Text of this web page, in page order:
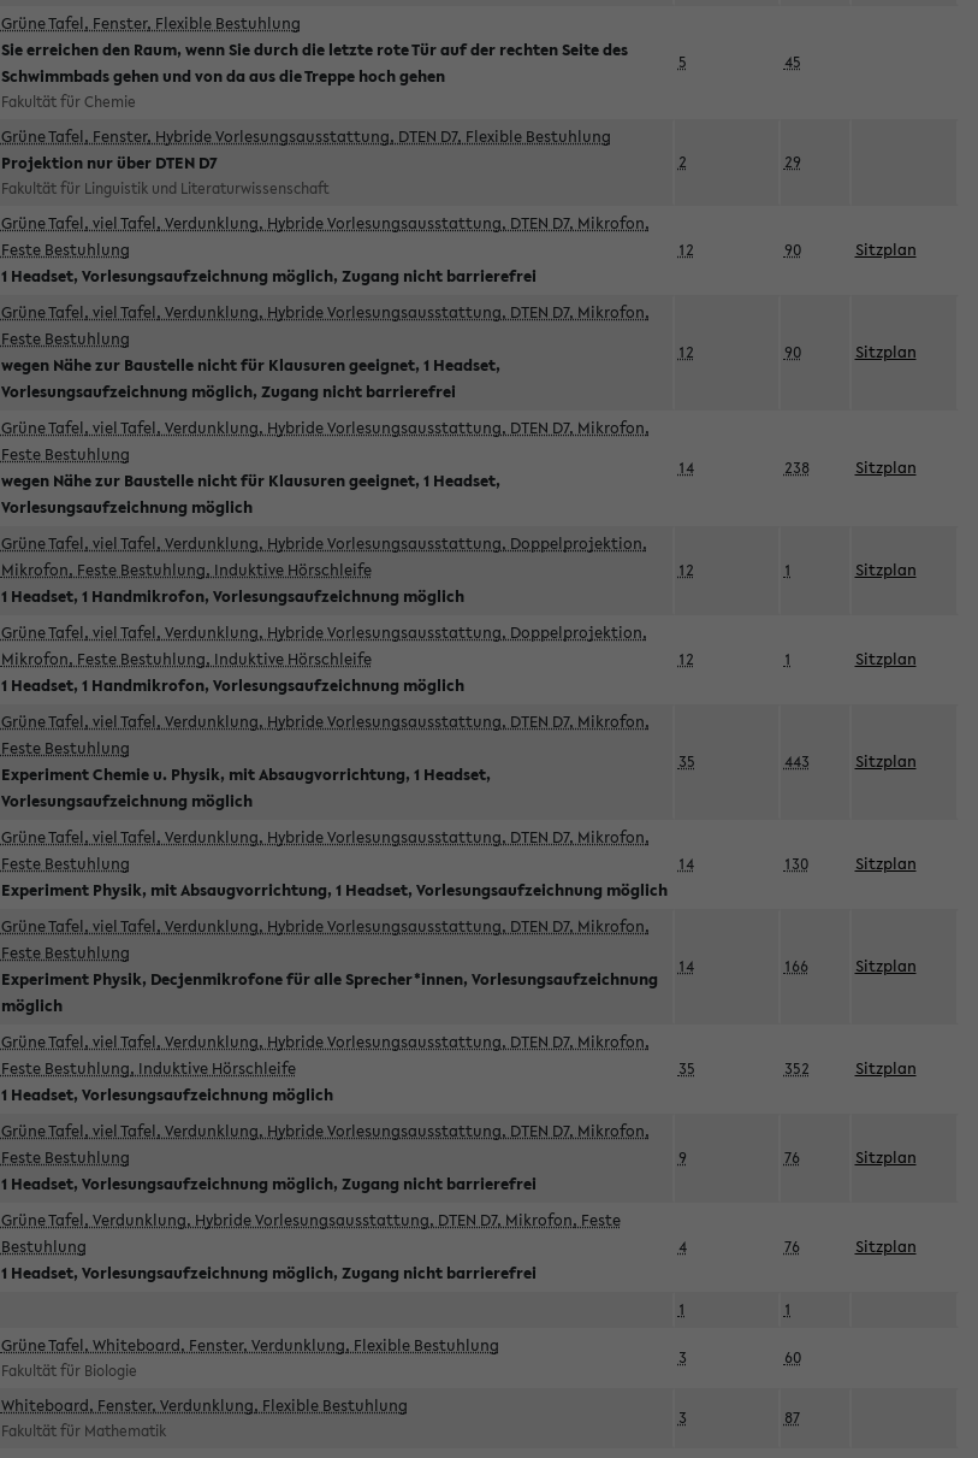
Grüne Tafel, Fenster, Flexible Bestuhlung
Sie erreichen den Raum, wenn Sie durch die letzte rote Tür auf der rechten Seite des
Schwimmbads gehen und von da aus die Treppe hoch gehen
Fakultät für Chemie
5 45
Grüne Tafel, Fenster, Hybride Vorlesungsausstattung, DTEN D7, Flexible Bestuhlung
Projektion nur über DTEN D7
Fakultät für Linguistik und Literaturwissenschaft
2 29
Grüne Tafel, viel Tafel, Verdunklung, Hybride Vorlesungsausstattung, DTEN D7, Mikrofon,
Feste Bestuhlung
1 Headset, Vorlesungsaufzeichnung möglich, Zugang nicht barrierefrei
12 90 Sitzplan
Grüne Tafel, viel Tafel, Verdunklung, Hybride Vorlesungsausstattung, DTEN D7, Mikrofon,
Feste Bestuhlung
wegen Nähe zur Baustelle nicht für Klausuren geeignet, 1 Headset,
Vorlesungsaufzeichnung möglich, Zugang nicht barrierefrei
12 90 Sitzplan
Grüne Tafel, viel Tafel, Verdunklung, Hybride Vorlesungsausstattung, DTEN D7, Mikrofon,
Feste Bestuhlung
wegen Nähe zur Baustelle nicht für Klausuren geeignet, 1 Headset,
Vorlesungsaufzeichnung möglich
14 238 Sitzplan
Grüne Tafel, viel Tafel, Verdunklung, Hybride Vorlesungsausstattung, Doppelprojektion,
Mikrofon, Feste Bestuhlung, Induktive Hörschleife
1 Headset, 1 Handmikrofon, Vorlesungsaufzeichnung möglich
12 1 Sitzplan
Grüne Tafel, viel Tafel, Verdunklung, Hybride Vorlesungsausstattung, Doppelprojektion,
Mikrofon, Feste Bestuhlung, Induktive Hörschleife
1 Headset, 1 Handmikrofon, Vorlesungsaufzeichnung möglich
12 1 Sitzplan
Grüne Tafel, viel Tafel, Verdunklung, Hybride Vorlesungsausstattung, DTEN D7, Mikrofon,
Feste Bestuhlung
Experiment Chemie u. Physik, mit Absaugvorrichtung, 1 Headset,
Vorlesungsaufzeichnung möglich
35 443 Sitzplan
Grüne Tafel, viel Tafel, Verdunklung, Hybride Vorlesungsausstattung, DTEN D7, Mikrofon,
Feste Bestuhlung
Experiment Physik, mit Absaugvorrichtung, 1 Headset, Vorlesungsaufzeichnung möglich
14 130 Sitzplan
Grüne Tafel, viel Tafel, Verdunklung, Hybride Vorlesungsausstattung, DTEN D7, Mikrofon,
Feste Bestuhlung
Experiment Physik, Decjenmikrofone für alle Sprecher*innen, Vorlesungsaufzeichnung
möglich
14 166 Sitzplan
Grüne Tafel, viel Tafel, Verdunklung, Hybride Vorlesungsausstattung, DTEN D7, Mikrofon,
Feste Bestuhlung, Induktive Hörschleife
1 Headset, Vorlesungsaufzeichnung möglich
35 352 Sitzplan
Grüne Tafel, viel Tafel, Verdunklung, Hybride Vorlesungsausstattung, DTEN D7, Mikrofon,
Feste Bestuhlung
1 Headset, Vorlesungsaufzeichnung möglich, Zugang nicht barrierefrei
9 76 Sitzplan
Grüne Tafel, Verdunklung, Hybride Vorlesungsausstattung, DTEN D7, Mikrofon, Feste
Bestuhlung
1 Headset, Vorlesungsaufzeichnung möglich, Zugang nicht barrierefrei
4 76 Sitzplan
1 1
Grüne Tafel, Whiteboard, Fenster, Verdunklung, Flexible Bestuhlung
Fakultät für Biologie
3 60
Whiteboard, Fenster, Verdunklung, Flexible Bestuhlung
Fakultät für Mathematik
3 87